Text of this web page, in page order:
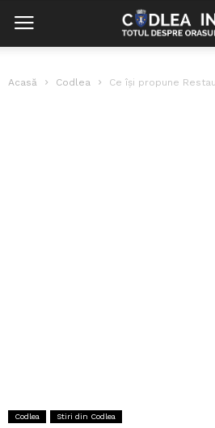
Acasă Codlea Ce își propune Restaurant
Codlea Stiri din Codlea